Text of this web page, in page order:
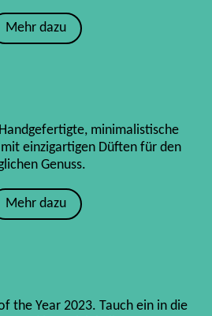
Mehr dazu
minimalistische
einzigartigen Düften für den
Genuss.
Mehr dazu
the Year 2023. Tauch ein in die